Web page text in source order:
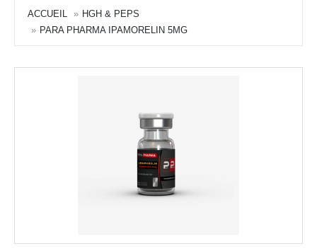
ACCUEIL
HGH & PEPS
PARA PHARMA IPAMORELIN 5MG